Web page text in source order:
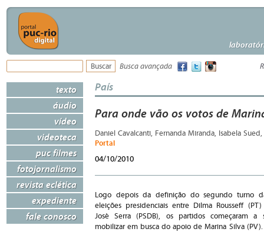
Busca avançada
texto
áudio
vídeo
videoteca
puc filmes
fotojornalismo
revista eclética
expediente
fale conosco
País
Para onde vão os votos de
Daniel Cavalcanti, Fernanda Miranda, Isabela
Portal
04/10/2010
Logo depois da definição do segundo turno
eleições presidenciais entre Dilma Rousseff
José Serra (PSDB), os partidos começaram a
mobilizar em busca do apoio de Marina Silva